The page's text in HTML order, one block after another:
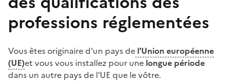
professions réglementées
Vous êtes originaire d'un pays de l'Union européenne
(UE)et vous vous installez pour une longue période
dans un autre pays de l'UE que le vôtre.